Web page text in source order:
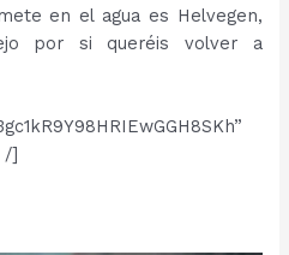
en el agua es Helvegen,
por si queréis volver a
/]